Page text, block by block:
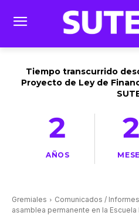
Tiempo transcurrido
Proyecto de Ley de
2
AÑOS
2
Gremiales Comunicados /
asamblea permanente en la Escuela